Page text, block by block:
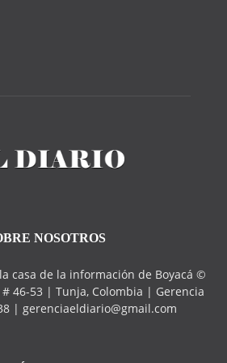
NOSOTROS
la casa de la información de Boyacá ©
46-53 | Tunja, Colombia | Gerencia
| gerenciaeldiario@gmail.com